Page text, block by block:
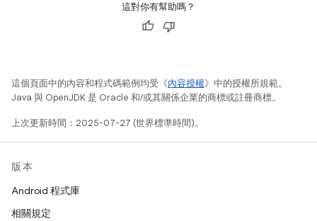
這對你有幫助嗎？
這個頁面中的內容和程式碼範例均受《內容授權》中的授權所規範。
Java 與 OpenJDK 是 Oracle 和/或其關係企業的商標或註冊商標。
上次更新時間：2025-07-27 (世界標準時間)。
版本
Android 程式庫
相關規定